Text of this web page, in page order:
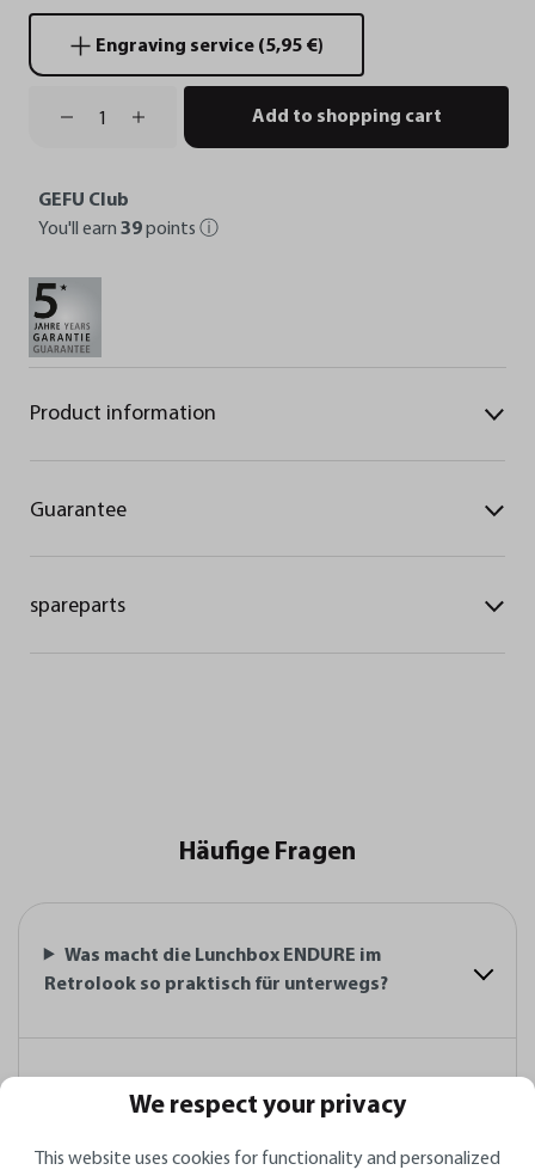
Engraving service (5,95 €)
Add to shopping cart
GEFU Club
You'll earn 39points ⓘ
Product information
Guarantee
spareparts
Häufige Fragen
Was macht die Lunchbox ENDURE im
Retrolook so praktisch für unterwegs?
Aus welchen Materialien besteht sie und
welche Alltagsvorteile bringt sie mit sich?
We respect your privacy
This website uses cookies for functionality and personalized